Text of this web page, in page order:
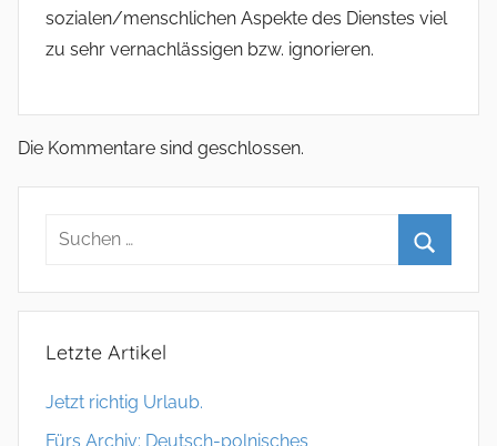
sozialen/menschlichen Aspekte des Dienstes viel
zu sehr vernachlässigen bzw. ignorieren.
Die Kommentare sind geschlossen.
Letzte Artikel
Jetzt richtig Urlaub.
Fürs Archiv: Deutsch-polnisches